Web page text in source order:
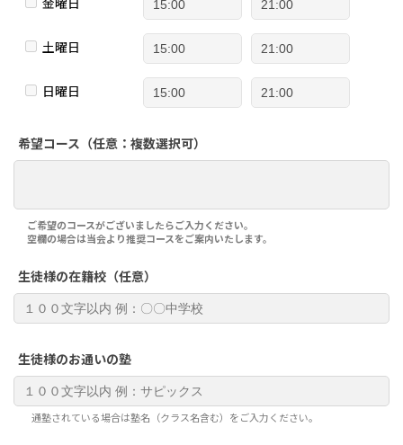
土曜日
日曜日
希望コース（任意：複数選択可）
ご希望のコースがございましたらご入力ください。
空欄の場合は当会より推奨コースをご案内いたします。
生徒様の在籍校（任意）
生徒様のお通いの塾
通塾されている場合は塾名（クラス名含む）をご入力ください。